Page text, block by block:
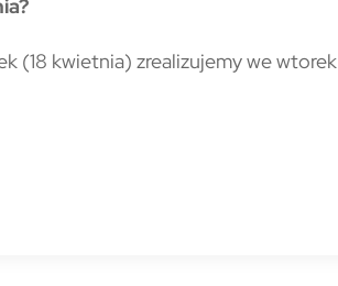
(18 kwietnia) zrealizujemy we wtorek